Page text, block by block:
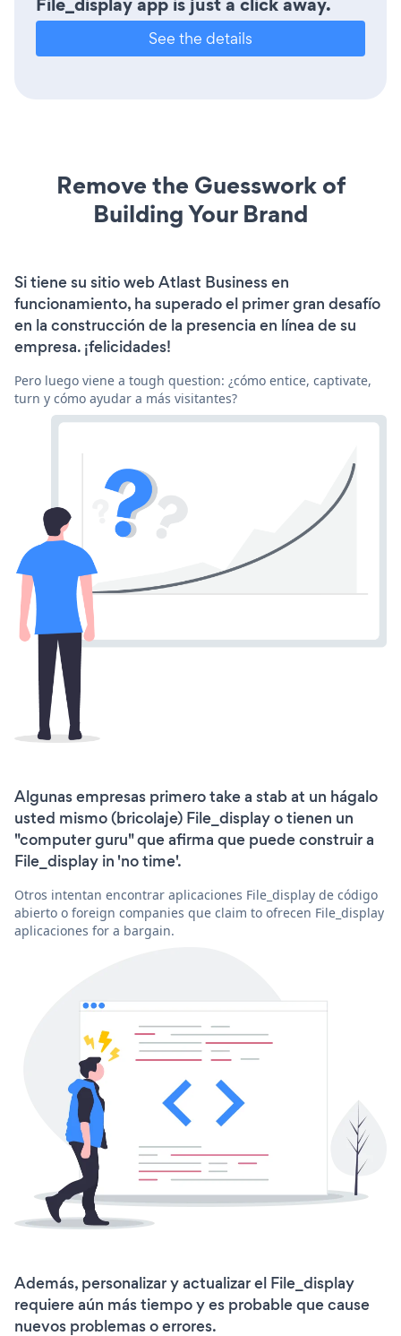
See the details
Remove the Guesswork of
Building Your Brand
Si tiene su sitio web Atlast Business en
funcionamiento, ha superado el primer gran desafío
en la construcción de la presencia en línea de su
empresa. ¡felicidades!
Pero luego viene a tough question: ¿cómo entice, captivate,
turn y cómo ayudar a más visitantes?
Algunas empresas primero take a stab at un hágalo
usted mismo (bricolaje) File_display o tienen un
"computer guru" que afirma que puede construir a
File_display in 'no time'.
Otros intentan encontrar aplicaciones File_display de código
abierto o foreign companies que claim to ofrecen File_display
aplicaciones for a bargain.
Además, personalizar y actualizar el File_display
requiere aún más tiempo y es probable que cause
nuevos problemas o errores.